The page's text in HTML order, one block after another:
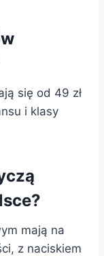
się od 49 zł
i klasy
mają na
z naciskiem